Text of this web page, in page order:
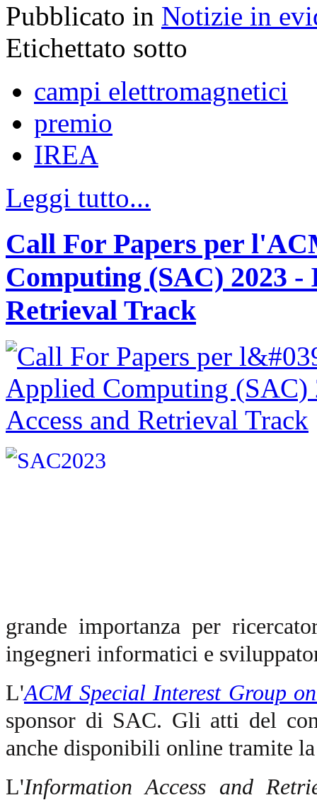
Pubblicato in Notizie in
Etichettato sotto
campi elettromagnetici
premio
IREA
Leggi tutto...
Call For Papers per
Computing (SAC) 2023
Retrieval Track
grande importanza per
ingegneri informatici e
L'ACM Special Interest Group
sponsor di SAC. Gli atti del
anche disponibili online tramite
L'Information Access and